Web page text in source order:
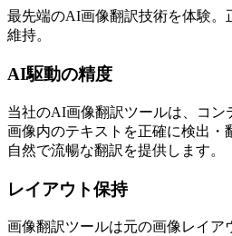
最先端のAI画像翻訳技術を体験。
維持。
AI駆動の精度
当社のAI画像翻訳ツールは、コン
画像内のテキストを正確に検出・
自然で流暢な翻訳を提供します。
レイアウト保持
画像翻訳ツールは元の画像レイア